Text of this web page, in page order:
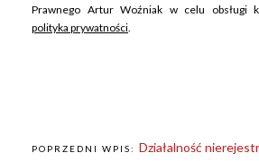
Prawnego Artur Woźniak w celu obsługi
polityka prywatności.
POPRZEDNI WPIS: Działalność